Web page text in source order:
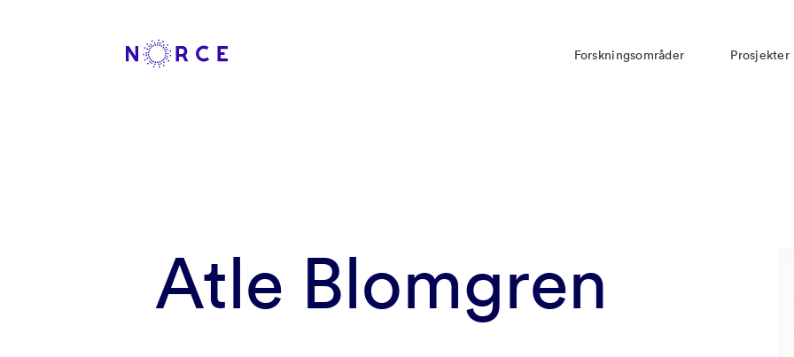
Forskningsområder Prosjekter
Atle Blomgren